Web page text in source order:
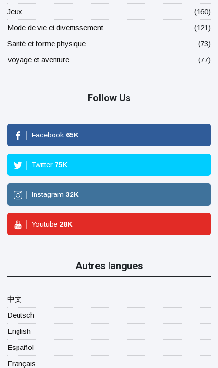
Jeux
(160)
Mode de vie et divertissement
(121)
Santé et forme physique
(73)
Voyage et aventure
(77)
Follow Us
Facebook 65K
Twitter 75K
Instagram 32K
Youtube 28K
Autres langues
中文
Deutsch
English
Español
Français